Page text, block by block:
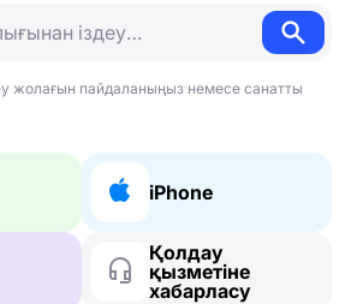
жолағын пайдаланыңыз немесе санатты
iPhone
Қолдау
қызметіне
хабарласу